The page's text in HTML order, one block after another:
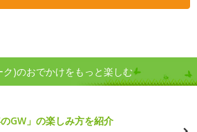
)のおでかけをもっと楽しむ
GW」の楽しみ方を紹介